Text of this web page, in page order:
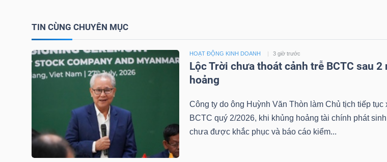
TIN CÙNG CHUYÊN MỤC
HOẠT ĐỘNG KINH DOANH 3 giờ trước
Lộc Trời chưa thoát cảnh trễ BCTC sau 2
hoảng
Công ty do ông Huỳnh Văn Thòn làm Chủ tịch tiếp tục
BCTC quý 2/2026, khi khủng hoảng tài chính phát
chưa được khắc phục và báo cáo kiểm...
DƯƠNG